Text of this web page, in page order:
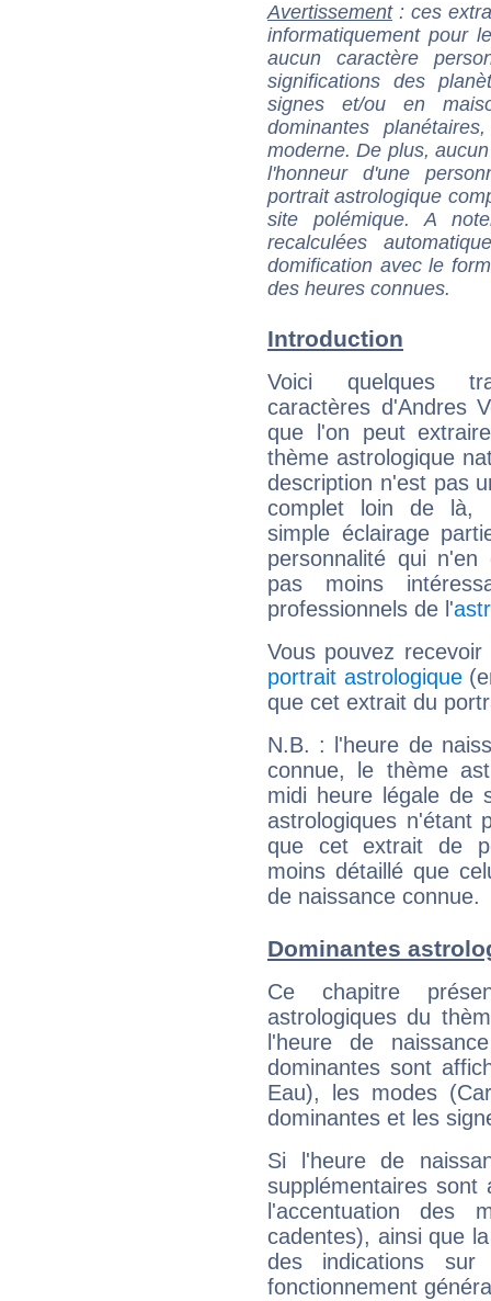
Avertissement: ces
informatiquement pour
aucun caractère
significations des
signes et/ou en
dominantes
moderne. De plus,
l'honneur d'une
portrait astrologique
site polémique. A
recalculées
domification avec le
des heures connues.
Introduction
Voici quelques
caractères d'Andres
que l'on peut
thème astrologique
description n'est pas
complet loin de là,
simple éclairage
personnalité qui n'en
pas moins
professionnels de l'
Vous pouvez
portrait astrologique
que cet extrait du
N.B. : l'heure de
connue, le thème
midi heure légale de
astrologiques n'étant
que cet extrait de
moins détaillé que
de naissance connue.
Dominantes
Ce chapitre
astrologiques du
l'heure de
dominantes sont
Eau), les modes
dominantes et les
Si l'heure de
supplémentaires sont
l'accentuation des
cadentes), ainsi que
des indications sur
fonctionnement